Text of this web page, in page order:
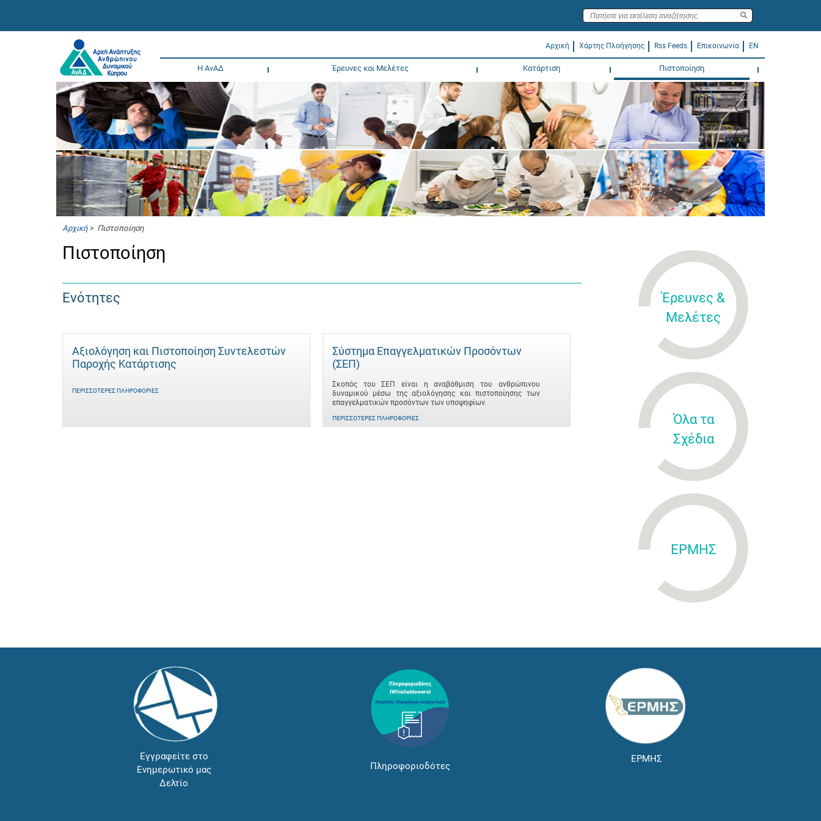
Αρχική Χάρτης Πλοήγησης Rss Feeds Επικοινωνία EN
Η ΑνΑΔ Έρευνες και Μελέτες Κατάρτιση Πιστοποίηση
Αρχική> Πιστοποίηση
Πιστοποίηση
Ενότητες
Αξιολόγηση και Πιστοποίηση Συντελεστών
Παροχής Κατάρτισης
ΠΕΡΙΣΣΌΤΕΡΕΣ ΠΛΗΡΟΦΟΡΊΕΣ
Σύστημα Επαγγελματικών Προσόντων
(ΣΕΠ)
Σκοπός του ΣΕΠ είναι η αναβάθμιση του ανθρώπινου
δυναμικού μέσω της αξιολόγησης και πιστοποίησης των
επαγγελματικών προσόντων των υποψηφίων.
ΠΕΡΙΣΣΌΤΕΡΕΣ ΠΛΗΡΟΦΟΡΊΕΣ
Έρευνες &
Μελέτες
Όλα τα
Σχέδια
ΕΡΜΗΣ
Εγγραφείτε στο
Ενημερωτικό μας
Δελτίο
Πληροφοριοδότες
ΕΡΜΗΣ